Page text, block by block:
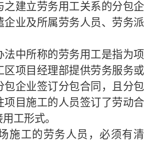
之建立劳务用工关系的分包企
企业及所属劳务人员、劳务派
法中所称的劳务用工是指为项
区项目经理部提供劳务服务或
包企业签订分包合同，且分包
项目施工的人员签订了劳动合
工形式。
施工的劳务人员，必须有清